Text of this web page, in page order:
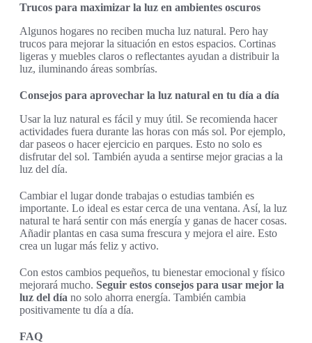
Trucos para maximizar la luz en ambientes oscuros
Algunos hogares no reciben mucha luz natural. Pero hay
trucos para mejorar la situación en estos espacios. Cortinas
ligeras y muebles claros o reflectantes ayudan a distribuir la
luz, iluminando áreas sombrías.
Consejos para aprovechar la luz natural en tu día a día
Usar la luz natural es fácil y muy útil. Se recomienda hacer
actividades fuera durante las horas con más sol. Por ejemplo,
dar paseos o hacer ejercicio en parques. Esto no solo es
disfrutar del sol. También ayuda a sentirse mejor gracias a la
luz del día.
Cambiar el lugar donde trabajas o estudias también es
importante. Lo ideal es estar cerca de una ventana. Así, la luz
natural te hará sentir con más energía y ganas de hacer cosas.
Añadir plantas en casa suma frescura y mejora el aire. Esto
crea un lugar más feliz y activo.
Con estos cambios pequeños, tu bienestar emocional y físico
mejorará mucho. Seguir estos consejos para usar mejor la
luz del día no solo ahorra energía. También cambia
positivamente tu día a día.
FAQ